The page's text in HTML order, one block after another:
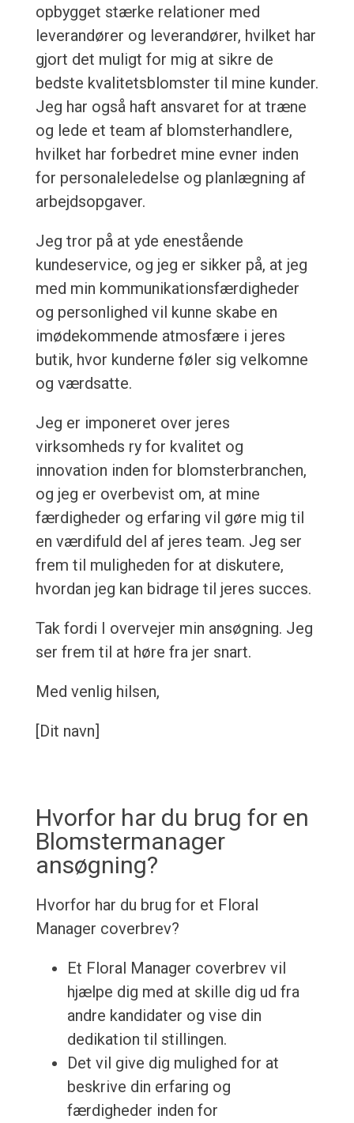
opbygget stærke relationer med
leverandører og leverandører, hvilket har
gjort det muligt for mig at sikre de
bedste kvalitetsblomster til mine kunder.
Jeg har også haft ansvaret for at træne
og lede et team af blomsterhandlere,
hvilket har forbedret mine evner inden
for personaleledelse og planlægning af
arbejdsopgaver.
Jeg tror på at yde enestående
kundeservice, og jeg er sikker på, at jeg
med min kommunikationsfærdigheder
og personlighed vil kunne skabe en
imødekommende atmosfære i jeres
butik, hvor kunderne føler sig velkomne
og værdsatte.
Jeg er imponeret over jeres
virksomheds ry for kvalitet og
innovation inden for blomsterbranchen,
og jeg er overbevist om, at mine
færdigheder og erfaring vil gøre mig til
en værdifuld del af jeres team. Jeg ser
frem til muligheden for at diskutere,
hvordan jeg kan bidrage til jeres succes.
Tak fordi I overvejer min ansøgning. Jeg
ser frem til at høre fra jer snart.
Med venlig hilsen,
[Dit navn]
Hvorfor har du brug for en
Blomstermanager
ansøgning?
Hvorfor har du brug for et Floral
Manager coverbrev?
Et Floral Manager coverbrev vil
hjælpe dig med at skille dig ud fra
andre kandidater og vise din
dedikation til stillingen.
Det vil give dig mulighed for at
beskrive din erfaring og
færdigheder inden for